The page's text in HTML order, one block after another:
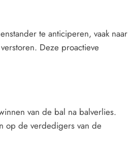
te anticiperen, vaak naar
Deze proactieve
van de bal na balverlies.
op de verdedigers van de